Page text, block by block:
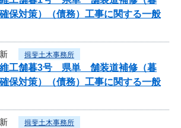
保対策）（債務）工事に関する一般
揖斐土木事務所
維工舗暮3号 県単 舗装道補修（暮
保対策）（債務）工事に関する一般
揖斐土木事務所